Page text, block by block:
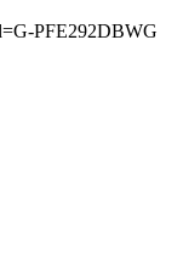
PFE292DBWG